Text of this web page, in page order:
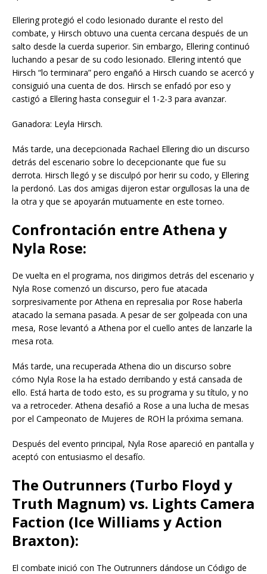
Ellering protegió el codo lesionado durante el resto del
combate, y Hirsch obtuvo una cuenta cercana después de un
salto desde la cuerda superior. Sin embargo, Ellering continuó
luchando a pesar de su codo lesionado. Ellering intentó que
Hirsch “lo terminara” pero engañó a Hirsch cuando se acercó y
consiguió una cuenta de dos. Hirsch se enfadó por eso y
castigó a Ellering hasta conseguir el 1-2-3 para avanzar.
Ganadora: Leyla Hirsch.
Más tarde, una decepcionada Rachael Ellering dio un discurso
detrás del escenario sobre lo decepcionante que fue su
derrota. Hirsch llegó y se disculpó por herir su codo, y Ellering
la perdonó. Las dos amigas dijeron estar orgullosas la una de
la otra y que se apoyarán mutuamente en este torneo.
Confrontación entre Athena y
Nyla Rose:
De vuelta en el programa, nos dirigimos detrás del escenario y
Nyla Rose comenzó un discurso, pero fue atacada
sorpresivamente por Athena en represalia por Rose haberla
atacado la semana pasada. A pesar de ser golpeada con una
mesa, Rose levantó a Athena por el cuello antes de lanzarle la
mesa rota.
Más tarde, una recuperada Athena dio un discurso sobre
cómo Nyla Rose la ha estado derribando y está cansada de
ello. Está harta de todo esto, es su programa y su título, y no
va a retroceder. Athena desafió a Rose a una lucha de mesas
por el Campeonato de Mujeres de ROH la próxima semana.
Después del evento principal, Nyla Rose apareció en pantalla y
aceptó con entusiasmo el desafío.
The Outrunners (Turbo Floyd y
Truth Magnum) vs. Lights Camera
Faction (Ice Williams y Action
Braxton):
El combate inició con The Outrunners dándose un Código de